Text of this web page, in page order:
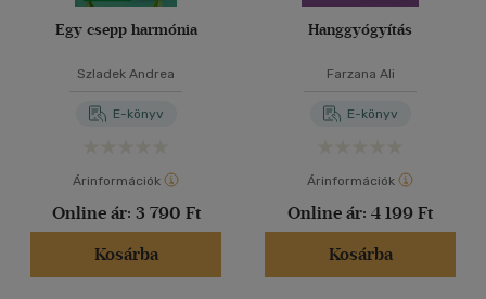
Egy csepp harmónia
Szladek Andrea
E-könyv
Árinformációk
Online ár: 3 790 Ft
Kosárba
Hanggyógyítás
Farzana Ali
E-könyv
Árinformációk
Online ár: 4 199 Ft
Kosárba